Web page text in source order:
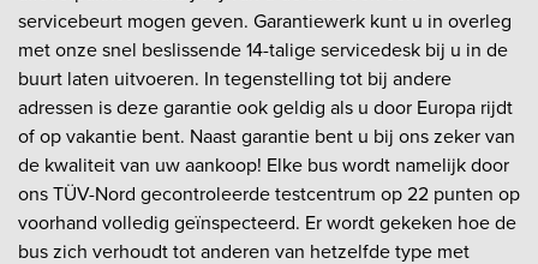
servicebeurt mogen geven. Garantiewerk kunt u in overleg
met onze snel beslissende 14-talige servicedesk bij u in de
buurt laten uitvoeren. In tegenstelling tot bij andere
adressen is deze garantie ook geldig als u door Europa rijdt
of op vakantie bent. Naast garantie bent u bij ons zeker van
de kwaliteit van uw aankoop! Elke bus wordt namelijk door
ons TÜV-Nord gecontroleerde testcentrum op 22 punten op
voorhand volledig geïnspecteerd. Er wordt gekeken hoe de
bus zich verhoudt tot anderen van hetzelfde type met